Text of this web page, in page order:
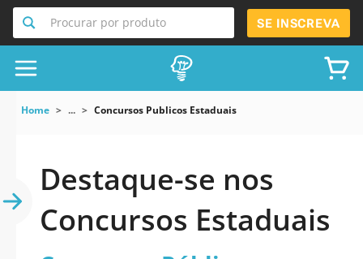
Procurar por produto SE INSCREVA
Home ... Concursos Publicos Estaduais
Destaque-se nos
Concursos Estaduais